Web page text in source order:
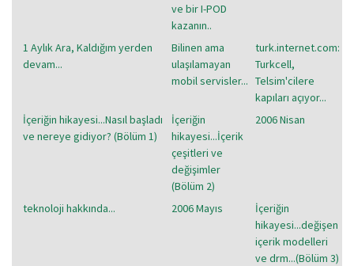
ve bir I-POD
kazanın..
1 Aylık Ara, Kaldığım yerden
devam...
Bilinen ama
ulaşılamayan
mobil servisler...
turk.internet.com:
Turkcell,
Telsim'cilere
kapıları açıyor...
İçeriğin hikayesi...Nasıl başladı
ve nereye gidiyor? (Bölüm 1)
İçeriğin
hikayesi...İçerik
çeşitleri ve
değişimler
(Bölüm 2)
2006 Nisan
teknoloji hakkında... 2006 Mayıs
İçeriğin
hikayesi...değişen
içerik modelleri
ve drm...(Bölüm 3)